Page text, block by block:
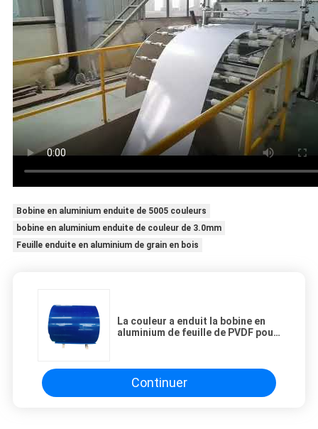
Bobine en aluminium enduite de 5005 couleurs
bobine en aluminium enduite de couleur de 3.0mm
Feuille enduite en aluminium de grain en bois
La couleur a enduit la bobine en
aluminium de feuille de PVDF pour
Continuer